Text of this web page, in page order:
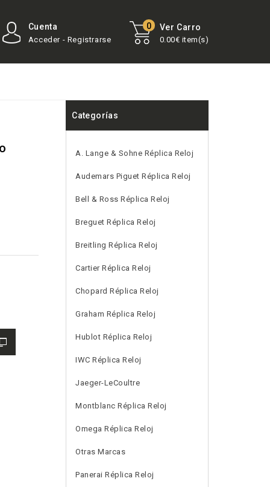
Ver Carro
0.00€ item(s)
0
Cuenta
Acceder - Registrarse
Categorías
A. Lange & Sohne Réplica Reloj
Audemars Piguet Réplica Reloj
Bell & Ross Réplica Reloj
Breguet Réplica Reloj
Breitling Réplica Reloj
Cartier Réplica Reloj
Chopard Réplica Reloj
Graham Réplica Reloj
Hublot Réplica Reloj
IWC Réplica Reloj
Jaeger-LeCoultre
Montblanc Réplica Reloj
Omega Réplica Reloj
Otras Marcas
Panerai Réplica Reloj